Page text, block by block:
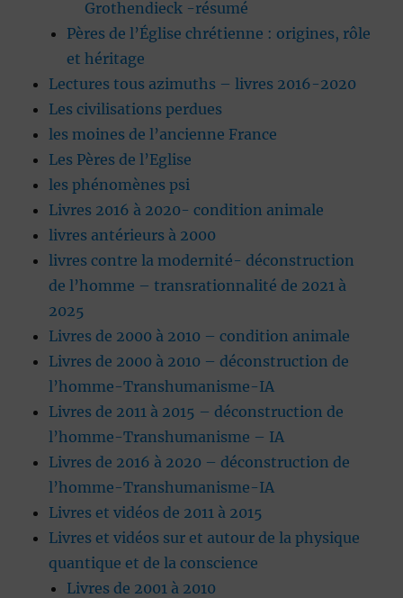
Grothendieck -résumé
Pères de l’Église chrétienne : origines, rôle
et héritage
Lectures tous azimuths – livres 2016-2020
Les civilisations perdues
les moines de l’ancienne France
Les Pères de l’Eglise
les phénomènes psi
Livres 2016 à 2020- condition animale
livres antérieurs à 2000
livres contre la modernité- déconstruction
de l’homme – transrationnalité de 2021 à
2025
Livres de 2000 à 2010 – condition animale
Livres de 2000 à 2010 – déconstruction de
l’homme-Transhumanisme-IA
Livres de 2011 à 2015 – déconstruction de
l’homme-Transhumanisme – IA
Livres de 2016 à 2020 – déconstruction de
l’homme-Transhumanisme-IA
Livres et vidéos de 2011 à 2015
Livres et vidéos sur et autour de la physique
quantique et de la conscience
Livres de 2001 à 2010